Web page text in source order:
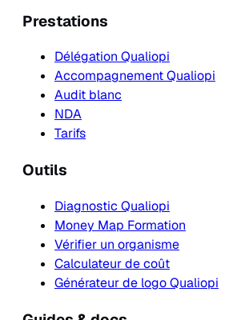
Prestations
Délégation Qualiopi
Accompagnement Qualiopi
Audit blanc
NDA
Tarifs
Outils
Diagnostic Qualiopi
Money Map Formation
Vérifier un organisme
Calculateur de coût
Générateur de logo Qualiopi